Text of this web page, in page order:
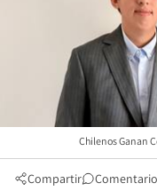
Chilenos Ganan
Compartir